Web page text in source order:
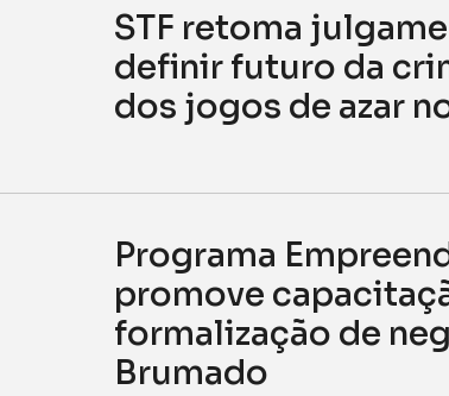
STF retoma
definir futuro da
dos jogos de azar
Programa
promove
formalização de
Brumado